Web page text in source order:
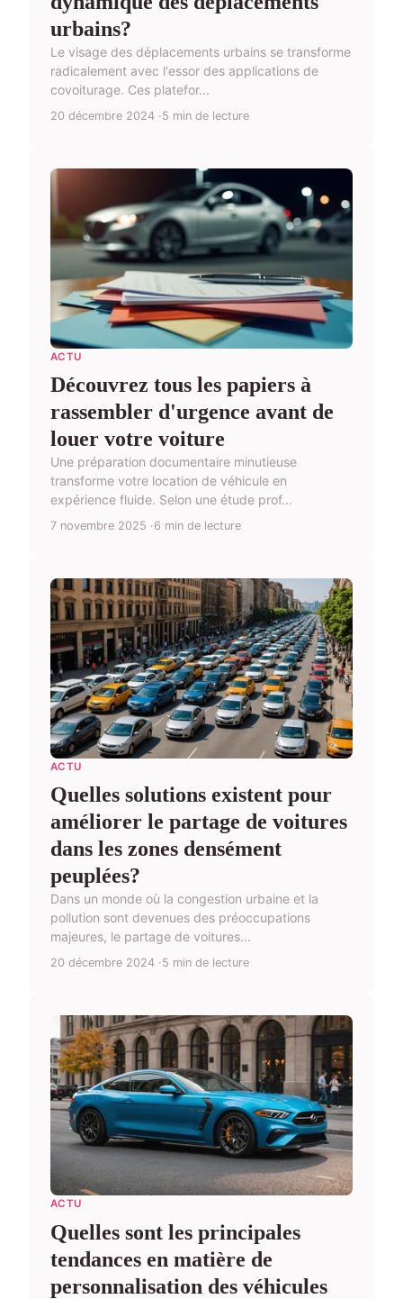
urbains?
Le visage des déplacements urbains se transforme
radicalement avec l'essor des applications de
covoiturage. Ces platefor...
20 décembre 2024 5 min de lecture
ACTU
Découvrez tous les papiers à
rassembler d'urgence avant de
louer votre voiture
Une préparation documentaire minutieuse
transforme votre location de véhicule en
expérience fluide. Selon une étude prof...
7 novembre 2025 6 min de lecture
ACTU
Quelles solutions existent pour
améliorer le partage de voitures
dans les zones densément
peuplées?
Dans un monde où la congestion urbaine et la
pollution sont devenues des préoccupations
majeures, le partage de voitures...
20 décembre 2024 5 min de lecture
ACTU
Quelles sont les principales
tendances en matière de
personnalisation des véhicules